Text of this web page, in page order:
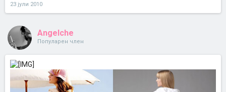
23 јули 2010
Angelche
Популарен член